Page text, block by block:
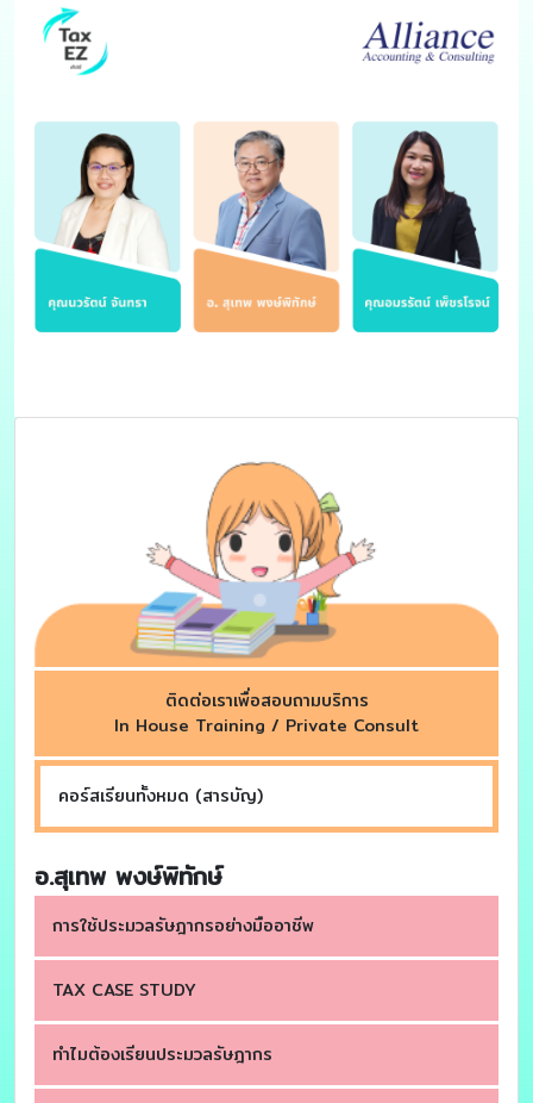
ติดต่อเราเพื่อสอบถามบริการ
In House Training / Private Consult
คอร์สเรียนทั้งหมด (สารบัญ)
อ.สุเทพ พงษ์พิทักษ์
การใช้ประมวลรัษฎากรอย่างมืออาชีพ
TAX CASE STUDY
ทำไมต้องเรียนประมวลรัษฎากร